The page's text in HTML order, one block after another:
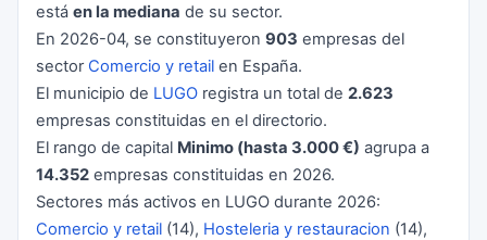
está en la mediana de su sector.
En 2026-04, se constituyeron 903 empresas del
sector Comercio y retail en España.
El municipio de LUGO registra un total de 2.623
empresas constituidas en el directorio.
El rango de capital Minimo (hasta 3.000 €) agrupa a
14.352 empresas constituidas en 2026.
Sectores más activos en LUGO durante 2026:
Comercio y retail (14), Hosteleria y restauracion (14),